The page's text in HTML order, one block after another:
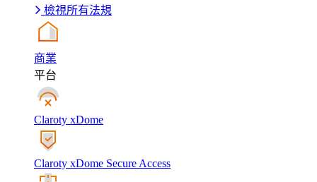
檢視所有法規
商業
平台
Claroty xDome
Claroty xDome Secure Access